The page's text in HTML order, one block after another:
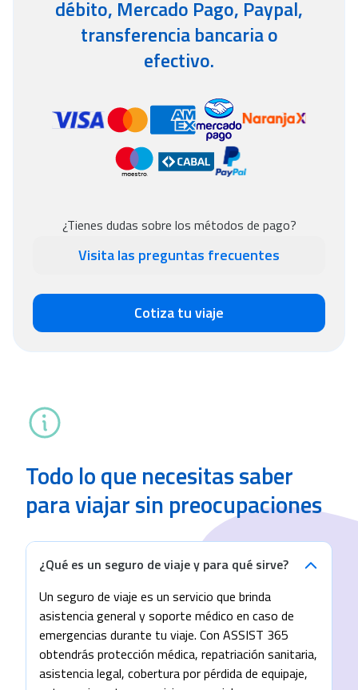
débito, Mercado Pago, Paypal,
transferencia bancaria o
efectivo.
¿Tienes dudas sobre los métodos de pago?
Visita las preguntas frecuentes
Cotiza tu viaje
Todo lo que necesitas saber
para viajar sin preocupaciones
¿Qué es un seguro de viaje y para qué sirve?
Un seguro de viaje es un servicio que brinda
asistencia general y soporte médico en caso de
emergencias durante tu viaje. Con ASSIST 365
obtendrás protección médica, repatriación sanitaria,
asistencia legal, cobertura por pérdida de equipaje,